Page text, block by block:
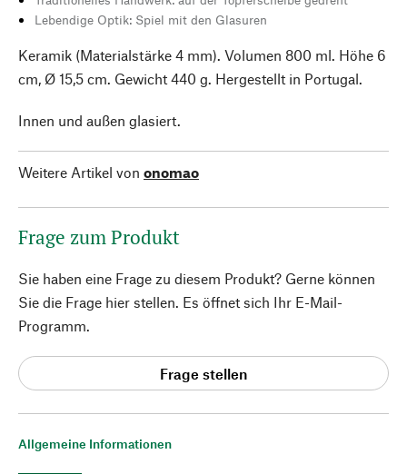
Allgemeine Informationen
Lebendige Optik: Spiel mit den Glasuren
Keramik (Materialstärke 4 mm). Volumen 800 ml. Höhe 6
cm, Ø 15,5 cm. Gewicht 440 g. Hergestellt in Portugal.
Innen und außen glasiert.
Weitere Artikel von onomao
Frage zum Produkt
Sie haben eine Frage zu diesem Produkt? Gerne können
Sie die Frage hier stellen. Es öffnet sich Ihr E-Mail-
Programm.
Frage stellen